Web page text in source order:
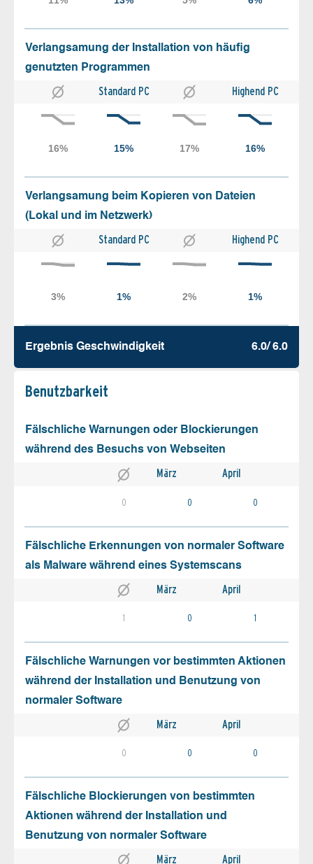
Verlangsamung der Installation von häufig
genutzten Programmen
Standard PC Highend PC
Verlangsamung beim Kopieren von Dateien
(Lokal und im Netzwerk)
Standard PC Highend PC
Ergebnis Geschw­indigkeit 6.0/ 6.0
Benutz­barkeit
Fälschliche Warnungen oder Blockierungen
während des Besuchs von Webseiten
März April
0 0 0
Fälschliche Erkennungen von normaler Software
als Malware während eines Systemscans
März April
1 0 1
Fälschliche Warnungen vor bestimmten Aktionen
während der Installation und Benutzung von
normaler Software
März April
0 0 0
Fälschliche Blockierungen von bestimmten
Aktionen während der Installation und
Benutzung von normaler Software
März April